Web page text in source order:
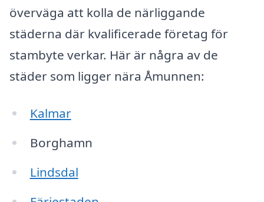
överväga att kolla de närliggande
städerna där kvalificerade företag för
stambyte verkar. Här är några av de
städer som ligger nära Åmunnen:
Kalmar
Borghamn
Lindsdal